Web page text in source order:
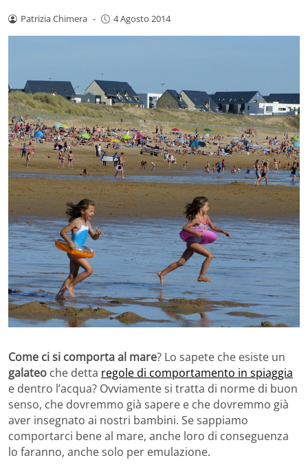
Patrizia Chimera - 4 Agosto 2014
Come ci si comporta al mare? Lo sapete che esiste un
galateo che detta regole di comportamento in spiaggia
e dentro l’acqua? Ovviamente si tratta di norme di buon
senso, che dovremmo già sapere e che dovremmo già
aver insegnato ai nostri bambini. Se sappiamo
comportarci bene al mare, anche loro di conseguenza
lo faranno, anche solo per emulazione.